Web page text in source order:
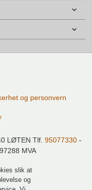
og personvern
LØTEN Tlf. 95077330-
MVA
slik at
og